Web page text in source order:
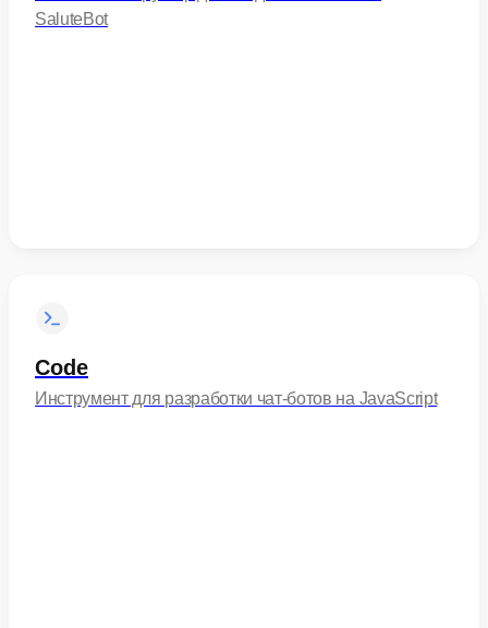
SaluteBot
Code
Инструмент для разработки чат-ботов на JavaScript